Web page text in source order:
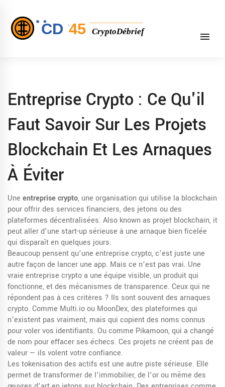
Entreprise Crypto : Ce Qu'il
Faut Savoir Sur Les Projets
Blockchain Et Les Arnaques
À Éviter
Une entreprise crypto, une organisation qui utilise la blockchain
pour offrir des services financiers, des jetons ou des
plateformes décentralisées. Also known as projet blockchain, it
peut aller d’une start-up sérieuse à une arnaque bien ficelée
qui disparaît en quelques jours.
Beaucoup pensent qu’une entreprise crypto, c’est juste une
autre façon de lancer une app. Mais ce n’est pas vrai. Une
vraie entreprise cryptoa une équipe visible, un produit qui
fonctionne, et des mécanismes de transparence. Ceux qui ne
répondent pas à ces critères ? Ils sont souvent des arnaques
crypto. Comme Multi.io ou MoonDex, des plateformes qui
n’existent pas vraiment, mais qui copient des noms connus
pour voler vos identifiants. Ou comme Pikamoon, qui a changé
de nom pour effacer ses échecs. Ces projets ne créent pas de
valeur — ils volent votre confiance.
Les tokenisation des actifs est une autre piste sérieuse. Elle
permet de transformer de l’immobilier, de l’or ou même des